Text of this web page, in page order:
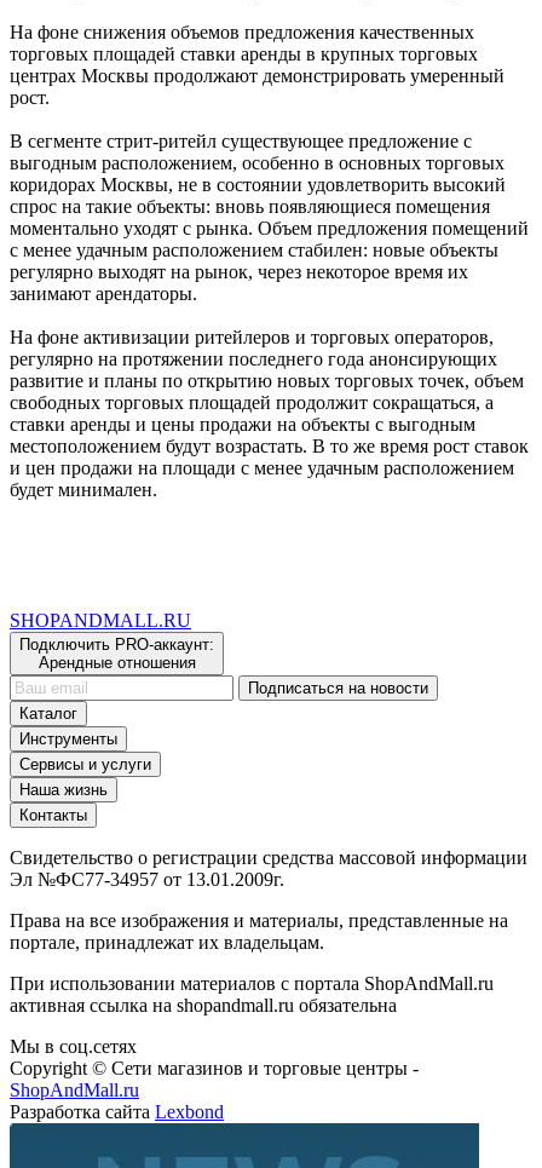
На фоне снижения объемов предложения качественных
торговых площадей ставки аренды в крупных торговых
центрах Москвы продолжают демонстрировать умеренный
рост.
В сегменте стрит-ритейл существующее предложение с
выгодным расположением, особенно в основных торговых
коридорах Москвы, не в состоянии удовлетворить высокий
спрос на такие объекты: вновь появляющиеся помещения
моментально уходят с рынка. Объем предложения помещений
с менее удачным расположением стабилен: новые объекты
регулярно выходят на рынок, через некоторое время их
занимают арендаторы.
На фоне активизации ритейлеров и торговых операторов,
регулярно на протяжении последнего года анонсирующих
развитие и планы по открытию новых торговых точек, объем
свободных торговых площадей продолжит сокращаться, а
ставки аренды и цены продажи на объекты с выгодным
местоположением будут возрастать. В то же время рост ставок
и цен продажи на площади с менее удачным расположением
будет минимален.
SHOPANDMALL.RU
Подключить PRO-аккаунт:
Арендные отношения
Подписаться на новости
Каталог
Инструменты
Сервисы и услуги
Наша жизнь
Контакты
Свидетельство о регистрации средства массовой информации
Эл №ФС77-34957 от 13.01.2009г.
Права на все изображения и материалы, представленные на
портале, принадлежат их владельцам.
При использовании материалов с портала ShopAndMall.ru
активная ссылка на shopandmall.ru обязательна
Мы в соц.сетях
Copyright © Сети магазинов и торговые центры -
ShopAndMall.ru
Разработка сайта Lexbond